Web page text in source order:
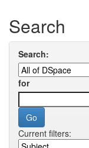
Search
Search:
for
Current filters: